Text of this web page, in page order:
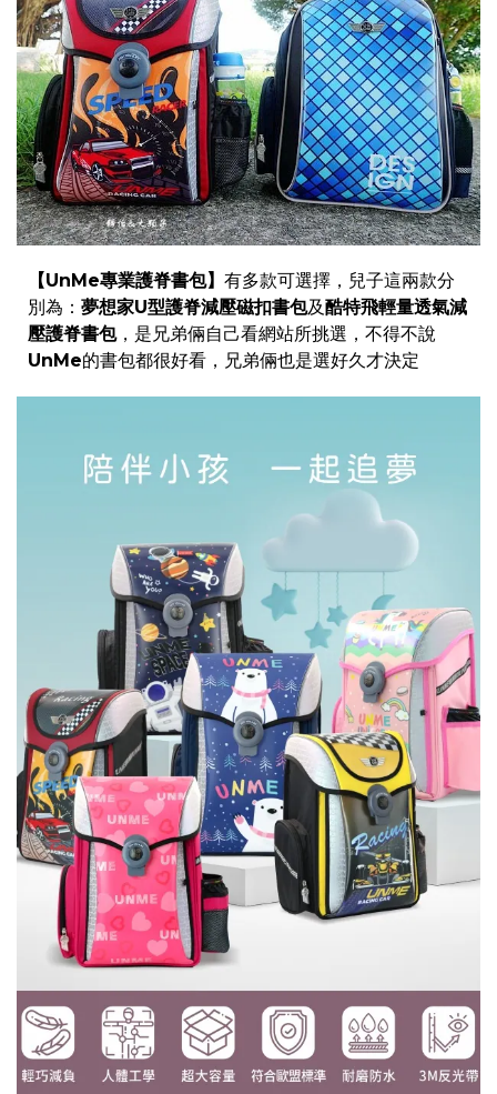
【UnMe專業護脊書包】 有多款可選擇，兒子這兩款分
別為： 夢想家U型護脊減壓磁扣書包及酷特飛輕量透氣減
壓護脊書包，是兄弟倆自己看網站所挑選，不得不說
UnMe的書包都很好看，兄弟倆也是選好久才決定